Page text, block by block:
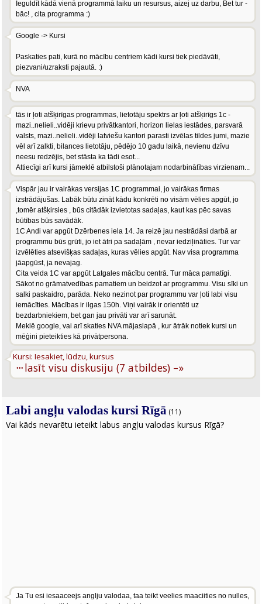
Ieguldīt kādā vienā programmā laiku un resursus, aizej uz darbu, Bet tur -
bāc! , cita programma :)
Google -> Kursi
Paskaties pati, kurā no mācību centriem kādi kursi tiek piedāvāti,
piezvani/uzraksti pajautā. :)
NVA
tās ir ļoti atšķirīgas programmas, lietotāju spektrs ar ļoti atšķirīgs 1c -
mazi..nelieli..vidēji krievu privātkantori, horizon lielas iestādes, parsvarā
valsts, mazi..nelieli..vidēji latviešu kantori parasti izvēlas tildes jumi, mazie
vēl arī zalkti, bilances lietotāju, pēdējo 10 gadu laikā, nevienu dzīvu
neesu redzējis, bet stāsta ka tādi esot...
Attiecīgi arī kursi jāmeklē atbilstoši plānotajam nodarbinātības virzienam...
Vispār jau ir vairākas versijas 1C programmai, jo vairākas firmas
izstrādājušas. Labāk būtu zināt kādu konkrēti no visām vēlies apgūt, jo
,tomēr atšķirsies , būs citādāk izvietotas sadaļas, kaut kas pēc savas
būtības būs savādāk.
1C Andi var apgūt Dzērbenes iela 14. Ja reizē jau nestrādāsi darbā ar
programmu būs grūti, jo iet ātri pa sadaļām , nevar iedziļināties. Tur var
izvēlēties atsevišķas sadaļas, kuras vēlies apgūt. Nav visa programma
jāapgūst, ja nevajag.
Cita veida 1C var apgūt Latgales mācību centrā. Tur māca pamatīgi.
Sākot no grāmatvedības pamatiem un beidzot ar programmu. Visu sīki un
salki paskaidro, parāda. Neko nezinot par programmu var ļoti labi visu
iemācīties. Mācības ir ilgas 150h. Viņi vairāk ir orientēti uz
bezdarbniekiem, bet gan jau privāti var arī sarunāt.
Meklē google, vai arī skaties NVA mājaslapā , kur ātrāk notiek kursi un
mēģini pieteikties kā privātpersona.
···
Kursi: Iesakiet, lūdzu, kursus
lasīt visu diskusiju (7 atbildes) –»
Labi angļu valodas kursi Rīgā (11)
Vai kāds nevarētu ieteikt labus angļu valodas kursus Rīgā?
Ja Tu esi iesaaceejs anglju valodaa, taa teikt veelies maaciities no nulles,